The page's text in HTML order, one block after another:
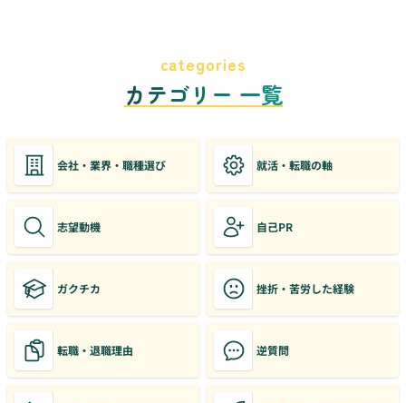
categories
カテゴリー 一覧
会社・業界・職種選び 就活・転職の軸
志望動機 自己PR
ガクチカ 挫折・苦労した経験
転職・退職理由 逆質問